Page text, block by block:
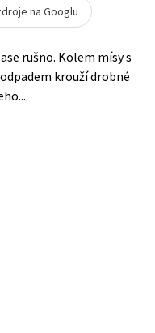
na Googlu
rušno. Kolem mísy s
krouží drobné